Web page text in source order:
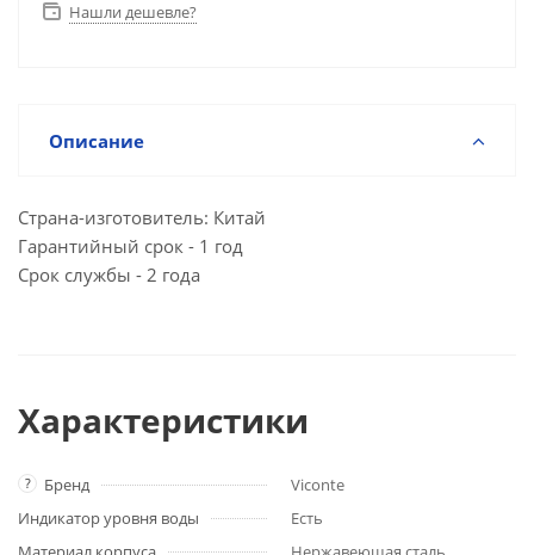
Нашли дешевле?
Описание
Страна-изготовитель: Китай
Гарантийный срок - 1 год
Срок службы - 2 года
Характеристики
? Бренд
Viconte
Индикатор уровня воды
Есть